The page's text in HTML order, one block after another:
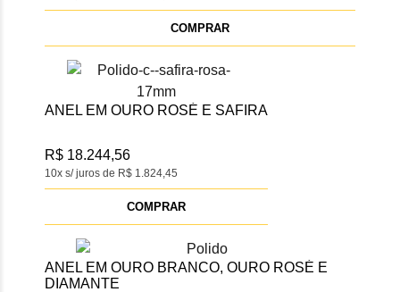
COMPRAR
ANEL EM OURO ROSÉ E SAFIRA
10x s/ juros de R$ 1.824,45
R$ 18.244,56
COMPRAR
ANEL EM OURO BRANCO, OURO ROSÉ E
DIAMANTE